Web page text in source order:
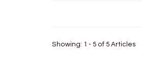
Showing: 1 - 5 of 5 Articles